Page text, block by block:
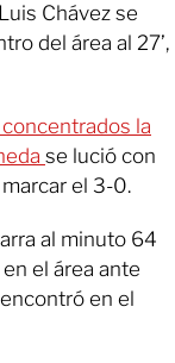
Chávez se
del área al 27’,
la
se lució con
el 3-0.
al minuto 64
el área ante
en el